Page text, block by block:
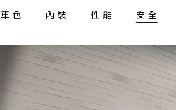
車色 內裝 性能 安全